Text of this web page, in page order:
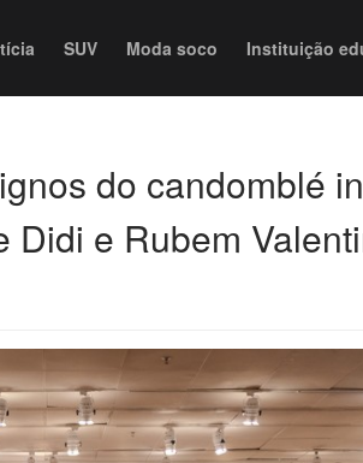
SUV Moda soco Instituição
do candomblé
Didi e Rubem